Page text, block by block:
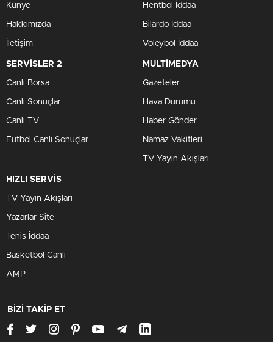
Künye
Hakkımızda
İletişim
Hentbol İddaa
Bilardo İddaa
Voleybol İddaa
SERVİSLER 2
Canlı Borsa
Canlı Sonuçlar
Canlı TV
Futbol Canlı Sonuçlar
MULTİMEDYA
Gazeteler
Hava Durumu
Haber Gönder
Namaz Vakitleri
TV Yayın Akışları
HIZLI SERVİS
TV Yayın Akışları
Yazarlar Site
Tenis İddaa
Basketbol Canlı
AMP
BİZİ TAKİP ET